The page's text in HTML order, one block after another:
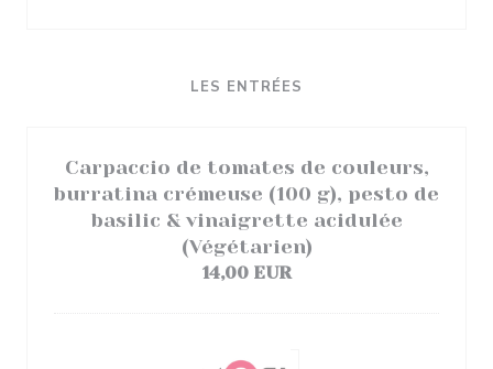
LES ENTRÉES
Carpaccio de tomates de couleurs,
burratina crémeuse (100 g), pesto de
basilic & vinaigrette acidulée
(Végétarien)
14,00 EUR